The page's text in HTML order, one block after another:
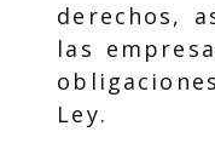
derechos,
las
Ley.